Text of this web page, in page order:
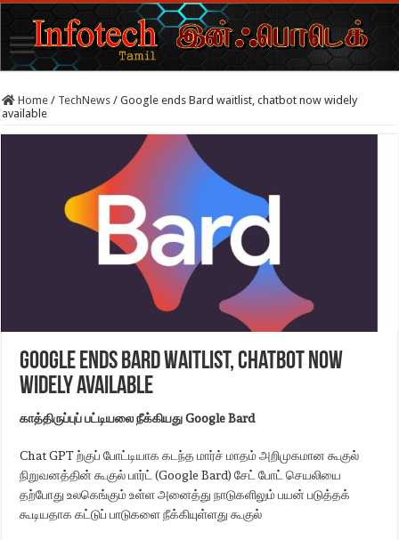
Home / TechNews / Google ends Bard waitlist, chatbot now widely
available
Google ends Bard waitlist, chatbot now
widely available
காத்திருப்புப் பட்டியலை நீக்கியது Google Bard
Chat GPT ற்குப் போட்டியாக கடந்த மார்ச் மாதம் அறிமுகமான கூகுல்
நிறுவனத்தின் கூகுல் பார்ட் (Google Bard) சேட் போட் செயலியை
தற்போது உலகெங்கும் உள்ள அனைத்து நாடுகளிலும் பயன் படுத்தக்
கூடியதாக கட்டுப் பாடுகளை நீக்கியுள்ளது கூகுல்